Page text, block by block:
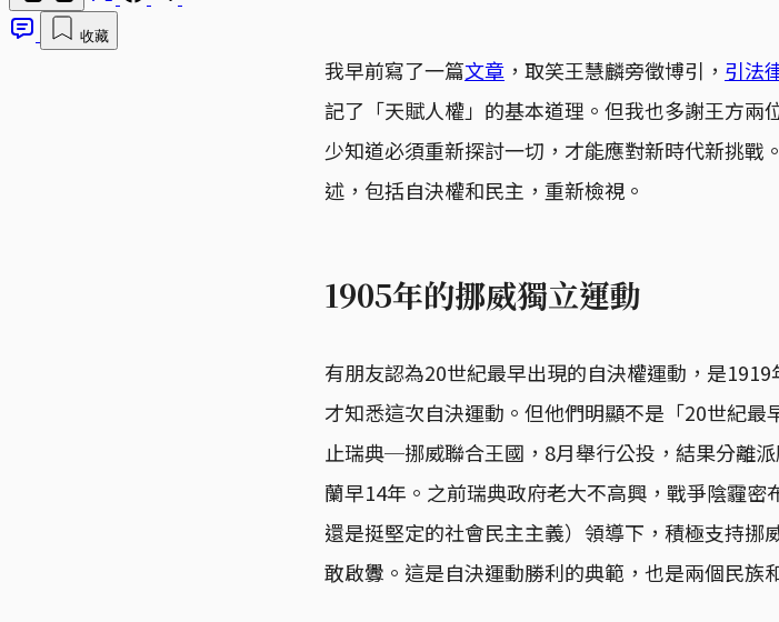
收藏
我早前寫了一篇文章 ，取笑王慧麟旁徵博引， 引法
記了「天賦人權」的基本道理。但我也多謝王方兩
少知道必須重新探討一切，才能應對新時代新挑
述，包括自決權和民主，重新檢視。
1905年的挪威獨立運動
有朋友認為20世紀最早出現的自決權運動，是
才知悉這次自決運動。但他們明顯不是「20世紀
止瑞典─挪威聯合王國，8月舉行公投，結果分離
蘭早14年。之前瑞典政府老大不高興，戰爭陰霾密
還是挺堅定的社會民主主義）領導下，積極支持
敢啟釁。這是自決運動勝利的典範，也是兩個民族